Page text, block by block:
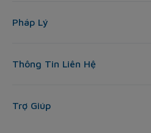
Pháp Lý
Thông Tin Liên Hệ
Trợ Giúp